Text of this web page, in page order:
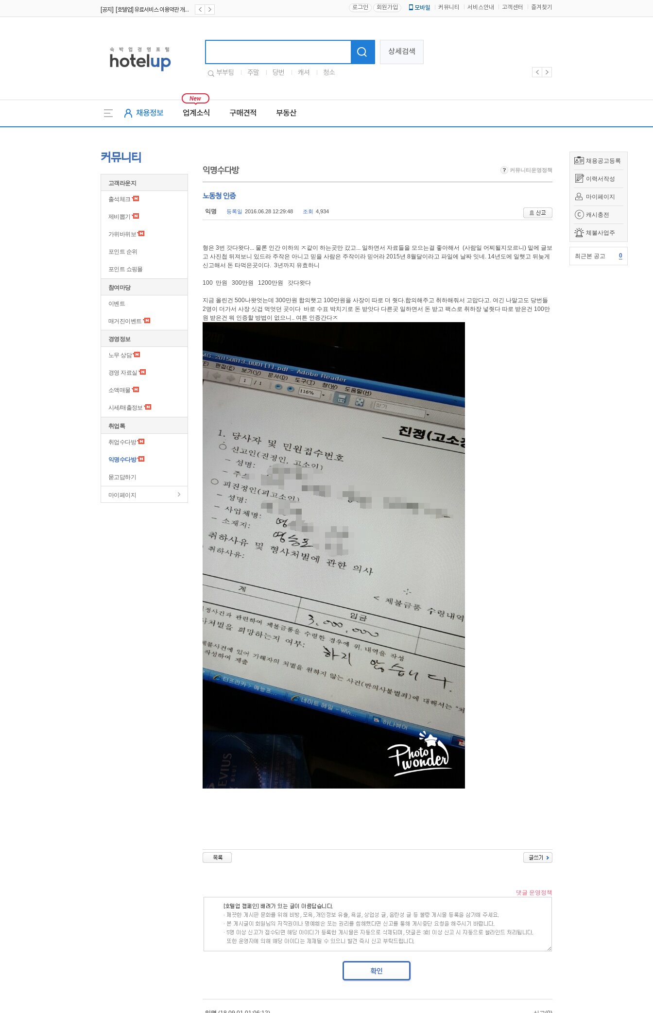
로그인 회원가입 모바일 커뮤니티 서비스안내 고객센터 즐겨찾기
상세검색
부부팀 주말 당번 캐셔 청소
채용정보 업계소식 구매견적 부동산
채용공고등록
이력서작성
마이페이지
캐시충전
체불사업주
최근본 공고 0
커뮤니티
고객라운지
출석체크
제비뽑기
가위바위보
포인트 순위
포인트 쇼핑몰
참여마당
이벤트
매거진이벤트
경영정보
노무 상담
경영 자료실
소액매물
시세/매출정보
취업톡
취업수다방
익명수다방
묻고답하기
마이페이지
익명수다방 커뮤니티운영정책
노동청 인증
익명 등록일 2016.06.28 12:29:48 조회 4,934
형은 3번 갓다왓다... 물론 인간 이하의 ㅈ같이 하는곳만 갔고... 일하면서 자료들을 모으는걸 좋아해서 (사람일 어찌될지모르니) 밑에 글보
고 사진첩 뒤져보니 있드라 주작은 아니고 믿을 사람은 주작이라 믿어라 2015년 8월달이라고 파일에 날짜 잇네. 14년도에 일햇고 뒤늦게
신고해서 돈 타먹은곳이다. 3년까지 유효하니
100 만원 300만원 1200만원 갓다왓다
지금 올린건 500나왓엇는데 300만원 합의햇고 100만원을 사장이 따로 더 줫다.합의해주고 취하해줘서 고맙다고. 여긴 나말고도 당번들
2명이 더가서 사장 싯겁 먹엇던 곳이다 바로 수표 박치기로 돈 받앗다 다른곳 일하면서 돈 받고 팩스로 취하장 넣줫다 따로 받은건 100만
원 받은건 뭐 인증할 방법이 없으니.. 여튼 인증간다ㅈ